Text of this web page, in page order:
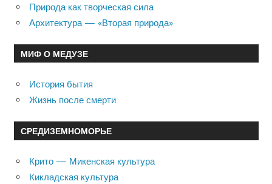
Природа как творческая сила
Архитектура — «Вторая природа»
МИФ О МЕДУЗЕ
История бытия
Жизнь после смерти
СРЕДИЗЕМНОМОРЬЕ
Крито — Микенская культура
Кикладская культура